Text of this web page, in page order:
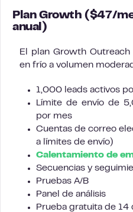
Plan Growth ($47/
anual)
El plan Growth
en frío a volumen
1,000 leads activos
Límite de envío de
por mes
Cuentas de correo
a límites de envío)
Calentamiento de
Secuencias y
Pruebas A/B
Panel de análisis
Prueba gratuita de 14